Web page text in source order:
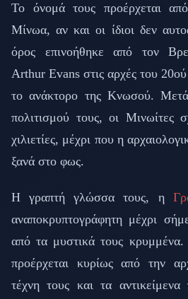
Το όνομά τους προέρχεται
Μίνωα, αν και οι ίδιοι δεν
όρος επινοήθηκε από τον
Arthur Evans στις αρχές του
το ανάκτορο της Κνωσού.
πολιτισμού τους, οι Μινωίτες
χιλιετίες, μέχρι που η
ξανά στο φως.
Η γραπτή γλώσσα τους, η
αναποκρυπτογράφητη μέχρι
από τα μυστικά τους
προέρχεται κυρίως από την
τέχνη τους και τα